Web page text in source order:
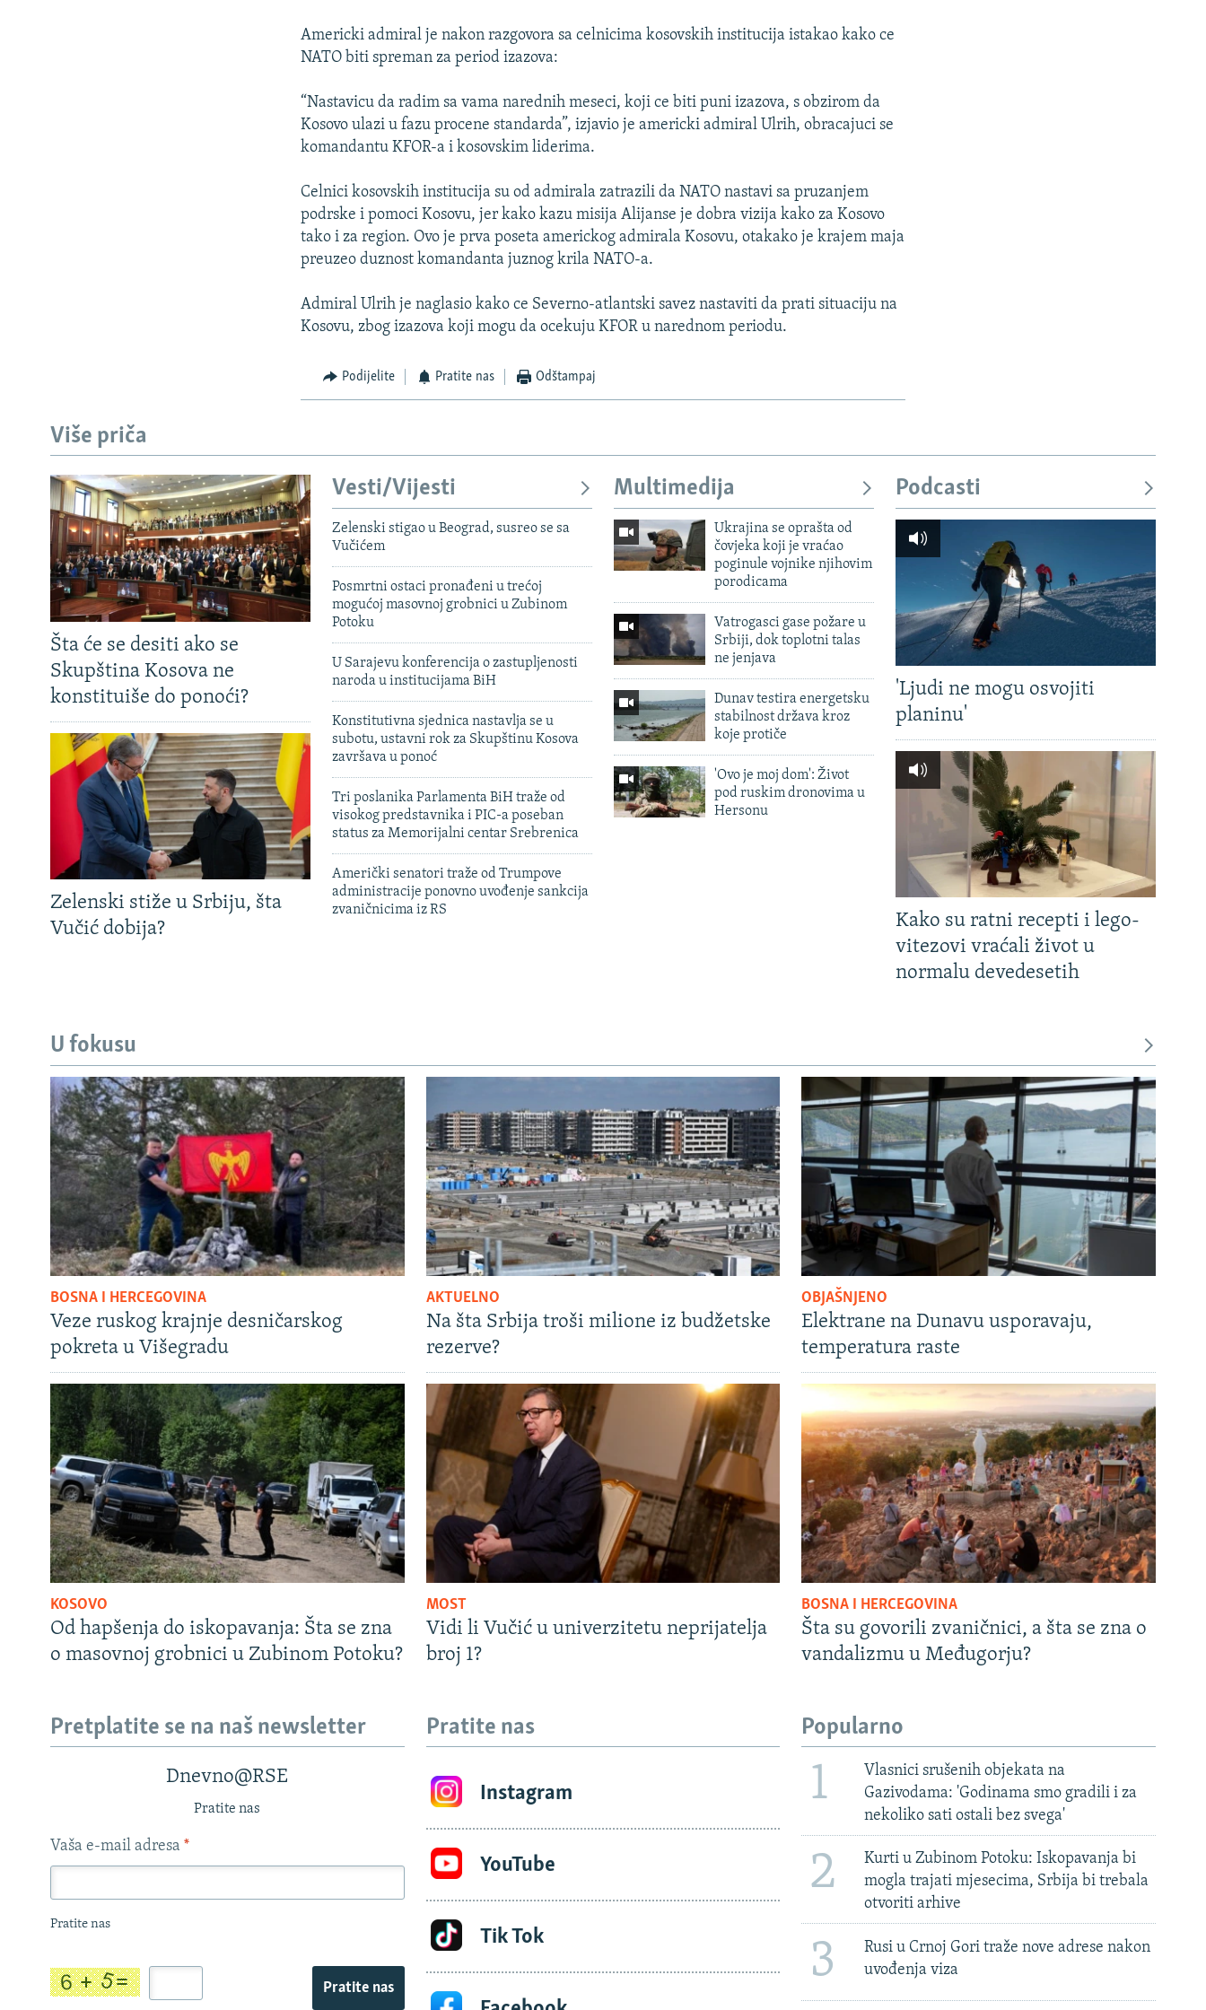
Americki admiral je nakon razgovora sa celnicima kosovskih institucija istakao kako ce
NATO biti spreman za period izazova:
“Nastavicu da radim sa vama narednih meseci, koji ce biti puni izazova, s obzirom da
Kosovo ulazi u fazu procene standarda”, izjavio je americki admiral Ulrih, obracajuci se
komandantu KFOR-a i kosovskim liderima.
Celnici kosovskih institucija su od admirala zatrazili da NATO nastavi sa pruzanjem
podrske i pomoci Kosovu, jer kako kazu misija Alijanse je dobra vizija kako za Kosovo
tako i za region. Ovo je prva poseta americkog admirala Kosovu, otakako je krajem maja
preuzeo duznost komandanta juznog krila NATO-a.
Admiral Ulrih je naglasio kako ce Severno-atlantski savez nastaviti da prati situaciju na
Kosovu, zbog izazova koji mogu da ocekuju KFOR u narednom periodu.
Podijelite Pratite nas Odštampaj
Više priča
Šta će se desiti ako se
Skupština Kosova ne
konstituiše do ponoći?
Zelenski stiže u Srbiju, šta
Vučić dobija?
Vesti/Vijesti
Zelenski stigao u Beograd, susreo se sa
Vučićem
Posmrtni ostaci pronađeni u trećoj
mogućoj masovnoj grobnici u Zubinom
Potoku
U Sarajevu konferencija o zastupljenosti
naroda u institucijama BiH
Konstitutivna sjednica nastavlja se u
subotu, ustavni rok za Skupštinu Kosova
završava u ponoć
Tri poslanika Parlamenta BiH traže od
visokog predstavnika i PIC-a poseban
status za Memorijalni centar Srebrenica
Američki senatori traže od Trumpove
administracije ponovno uvođenje sankcija
zvaničnicima iz RS
Multimedija
Ukrajina se oprašta od
čovjeka koji je vraćao
poginule vojnike njihovim
porodicama
Vatrogasci gase požare u
Srbiji, dok toplotni talas
ne jenjava
Dunav testira energetsku
stabilnost država kroz
koje protiče
'Ovo je moj dom': Život
pod ruskim dronovima u
Hersonu
Podcasti
'Ljudi ne mogu osvojiti
planinu'
Kako su ratni recepti i lego-
vitezovi vraćali život u
normalu devedesetih
U fokusu
BOSNA I HERCEGOVINA
Veze ruskog krajnje desničarskog
pokreta u Višegradu
AKTUELNO
Na šta Srbija troši milione iz budžetske
rezerve?
OBJAŠNJENO
Elektrane na Dunavu usporavaju,
temperatura raste
KOSOVO
Od hapšenja do iskopavanja: Šta se zna
o masovnoj grobnici u Zubinom Potoku?
MOST
Vidi li Vučić u univerzitetu neprijatelja
broj 1?
BOSNA I HERCEGOVINA
Šta su govorili zvaničnici, a šta se zna o
vandalizmu u Međugorju?
Pretplatite se na naš newsletter
Dnevno@RSE
Pratite nas
Vaša e-mail adresa *
Pratite nas
Pratite nas
Pratite nas
Instagram
YouTube
Tik Tok
Popularno
1
Vlasnici srušenih objekata na
Gazivodama: 'Godinama smo gradili i za
nekoliko sati ostali bez svega'
2
Kurti u Zubinom Potoku: Iskopavanja bi
mogla trajati mjesecima, Srbija bi trebala
otvoriti arhive
3
Rusi u Crnoj Gori traže nove adrese nakon
uvođenja viza